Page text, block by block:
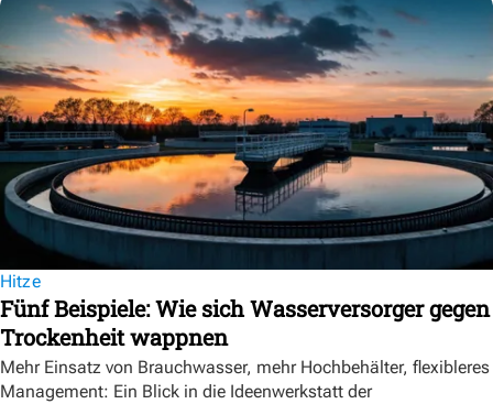
Hitze
Fünf Beispiele: Wie sich Wasserversorger gegen
Trockenheit wappnen
Mehr Einsatz von Brauchwasser, mehr Hochbehälter, flexibleres
Management: Ein Blick in die Ideenwerkstatt der